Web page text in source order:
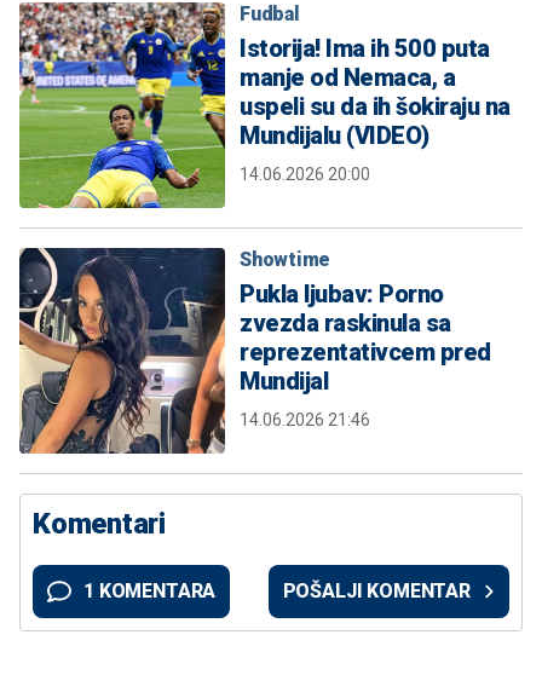
Fudbal
Istorija! Ima ih 500 puta
manje od Nemaca, a
uspeli su da ih šokiraju na
Mundijalu (VIDEO)
14.06.2026 20:00
Showtime
Pukla ljubav: Porno
zvezda raskinula sa
reprezentativcem pred
Mundijal
14.06.2026 21:46
Komentari
1 KOMENTARA POŠALJI KOMENTAR